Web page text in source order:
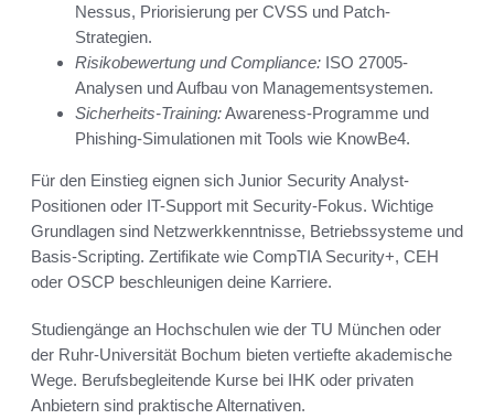
Nessus, Priorisierung per CVSS und Patch-
Strategien.
Risikobewertung und Compliance: ISO 27005-
Analysen und Aufbau von Managementsystemen.
Sicherheits-Training:Awareness-Programme und
Phishing-Simulationen mit Tools wie KnowBe4.
Für den Einstieg eignen sich Junior Security Analyst-
Positionen oder IT-Support mit Security-Fokus. Wichtige
Grundlagen sind Netzwerkkenntnisse, Betriebssysteme und
Basis-Scripting. Zertifikate wie CompTIA Security+, CEH
oder OSCP beschleunigen deine Karriere.
Studiengänge an Hochschulen wie der TU München oder
der Ruhr-Universität Bochum bieten vertiefte akademische
Wege. Berufsbegleitende Kurse bei IHK oder privaten
Anbietern sind praktische Alternativen.